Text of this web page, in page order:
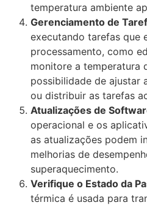
temperatura ambiente
Gerenciamento de
executando tarefas que
processamento, como
monitore a temperatura
possibilidade de ajustar
ou distribuir as tarefas
Atualizações de
operacional e os
as atualizações podem
melhorias de
superaquecimento.
Verifique o Estado da
térmica é usada para